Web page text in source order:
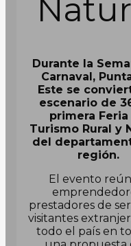
Durante la
Carnaval,
Este se
escenario de
primera Feria
Turismo Rural y
del
región.
El evento
prestadores de
visitantes
todo el país en